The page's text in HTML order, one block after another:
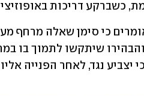
כשברקע דריכות